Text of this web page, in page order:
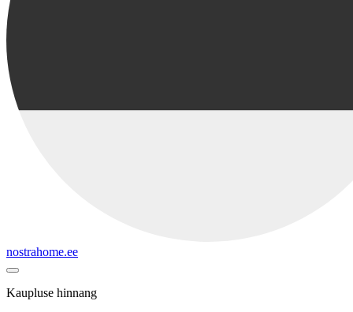
nostrahome.ee
Kaupluse hinnang